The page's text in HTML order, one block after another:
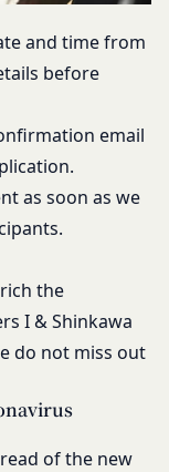
and time from
before
email
as soon as we
the
I & Shinkawa
do not miss out
of the new